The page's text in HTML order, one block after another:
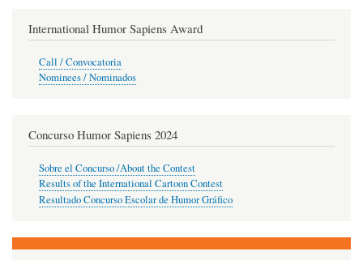
International Humor Sapiens Award
Call / Convocatoria
Nominees / Nominados
Concurso Humor Sapiens 2024
Sobre el Concurso /About the Contest
Results of the International Cartoon Contest
Resultado Concurso Escolar de Humor Gráfico